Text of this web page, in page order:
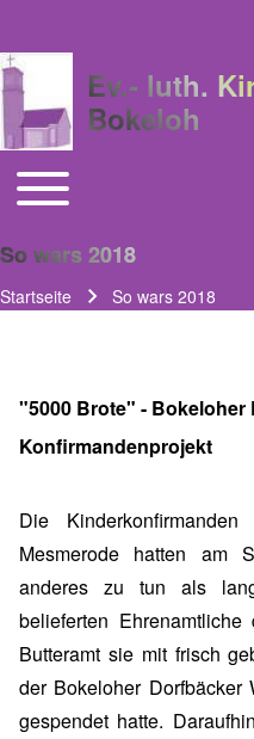
Ev.- luth.
Bokeloh
Main navigation
Toggle main menu
So wars 2018
Pfadnavigation
Startseite So wars 2018
"5000 Brote" -
Konfirmandenprojekt
Die
Mesmerode hatten am
anderes zu tun als
belieferten
Butteramt sie mit frisch
der Bokeloher Dorfbäcker
gespendet hatte.